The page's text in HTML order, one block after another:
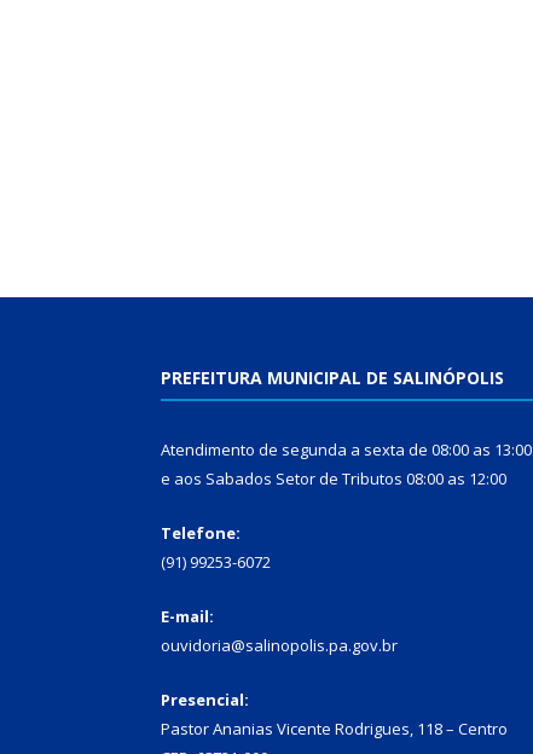
PREFEITURA MUNICIPAL DE SALINÓPOLIS
Atendimento de segunda a sexta de 08:00 as 13:00
e aos Sabados Setor de Tributos 08:00 as 12:00
Telefone:
(91) 99253-6072
E-mail:
ouvidoria@salinopolis.pa.gov.br
Presencial:
Pastor Ananias Vicente Rodrigues, 118 – Centro